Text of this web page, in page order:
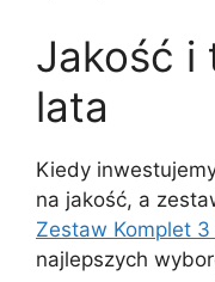
Jakość i
lata
Kiedy
na jakość, a
Zestaw Komplet 3
najlepszych